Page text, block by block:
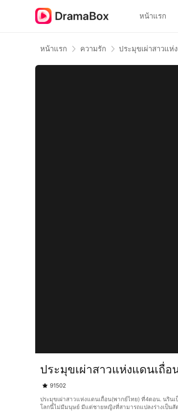
หน้าแรก
หน้าแรก ความรัก ประมุขเผ่าสาวแห่
ประมุขเผ่าสาวแห่งแดนเถื่
91502
ประมุขเผ่าสาวแห่งแดนเถื่อน(พากย์ไทย) ที่4ตอน. นริน
โลกนี้ไม่มีมนุษย์ มีแต่ชายหญิงที่สามารถแปลงร่างเป็นสั